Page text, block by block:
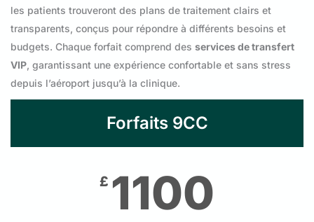
les patients trouveront des plans de traitement clairs et
transparents, conçus pour répondre à différents besoins et
budgets. Chaque forfait comprend des services de transfert
VIP, garantissant une expérience confortable et sans stress
depuis l’aéroport jusqu’à la clinique.
Forfaits 9CC
£ 1100